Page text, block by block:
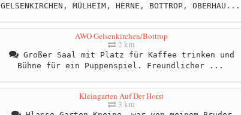
GELSENKIRCHEN, MÜLHEIM, HERNE, BOTTROP, OBERHAU...
AWO Gelsenkirchen/Bottrop
2 km
Großer Saal mit Platz für Kaffee trinken und
Bühne für ein Puppenspiel. Freundlicher ...
Kleingarten Auf Der Horst
3 km